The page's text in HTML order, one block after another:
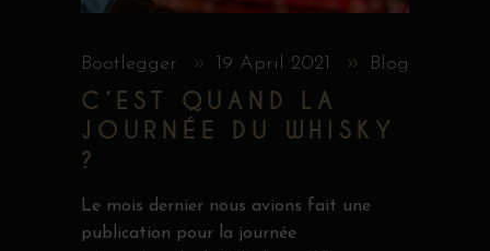
Bootlegger 19 April 2021 Blog
C’EST QUAND LA
JOURNÉE DU WHISKY
?
Le mois dernier nous avions fait une
publication pour la journée